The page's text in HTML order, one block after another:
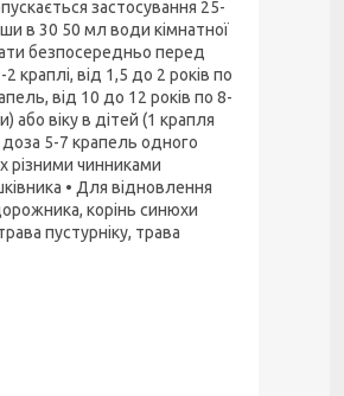
застосування 25-
в 30 50 мл води кімнатної
безпосередньо перед
краплі, від 1,5 до 2 років по
від 10 до 12 років по 8-
або віку в дітей (1 крапля
доза 5-7 крапель одного
різними чинниками
• Для відновлення
корінь синюхи
пустурніку, трава